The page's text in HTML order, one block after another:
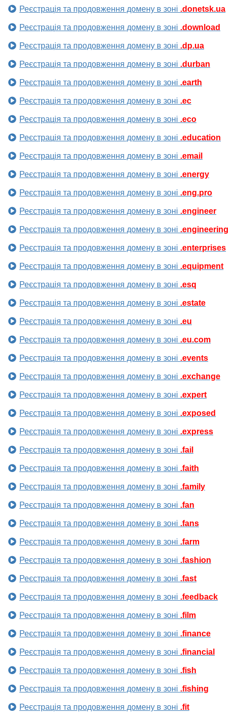
Реєстрація та продовження домену в зоні .donetsk.ua
Реєстрація та продовження домену в зоні .download
Реєстрація та продовження домену в зоні .dp.ua
Реєстрація та продовження домену в зоні .durban
Реєстрація та продовження домену в зоні .earth
Реєстрація та продовження домену в зоні .ec
Реєстрація та продовження домену в зоні .eco
Реєстрація та продовження домену в зоні .education
Реєстрація та продовження домену в зоні .email
Реєстрація та продовження домену в зоні .energy
Реєстрація та продовження домену в зоні .eng.pro
Реєстрація та продовження домену в зоні .engineer
Реєстрація та продовження домену в зоні .engineering
Реєстрація та продовження домену в зоні .enterprises
Реєстрація та продовження домену в зоні .equipment
Реєстрація та продовження домену в зоні .esq
Реєстрація та продовження домену в зоні .estate
Реєстрація та продовження домену в зоні .eu
Реєстрація та продовження домену в зоні .eu.com
Реєстрація та продовження домену в зоні .events
Реєстрація та продовження домену в зоні .exchange
Реєстрація та продовження домену в зоні .expert
Реєстрація та продовження домену в зоні .exposed
Реєстрація та продовження домену в зоні .express
Реєстрація та продовження домену в зоні .fail
Реєстрація та продовження домену в зоні .faith
Реєстрація та продовження домену в зоні .family
Реєстрація та продовження домену в зоні .fan
Реєстрація та продовження домену в зоні .fans
Реєстрація та продовження домену в зоні .farm
Реєстрація та продовження домену в зоні .fashion
Реєстрація та продовження домену в зоні .fast
Реєстрація та продовження домену в зоні .feedback
Реєстрація та продовження домену в зоні .film
Реєстрація та продовження домену в зоні .finance
Реєстрація та продовження домену в зоні .financial
Реєстрація та продовження домену в зоні .fish
Реєстрація та продовження домену в зоні .fishing
Реєстрація та продовження домену в зоні .fit